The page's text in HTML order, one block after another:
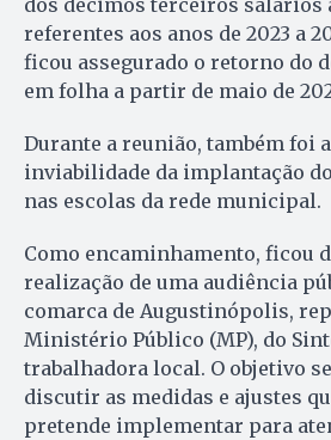
dos décimos terceiros salários
referentes aos anos de 2023 a
ficou assegurado o retorno do
em folha a partir de maio de
Durante a reunião, também foi
inviabilidade da implantação
nas escolas da rede municipal.
Como encaminhamento, ficou
realização de uma audiência
comarca de Augustinópolis,
Ministério Público (MP), do
trabalhadora local. O objetivo
discutir as medidas e ajustes
pretende implementar para